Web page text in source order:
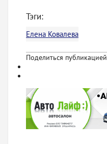
Тэги:
Елена Ковалева
Поделиться публикацией